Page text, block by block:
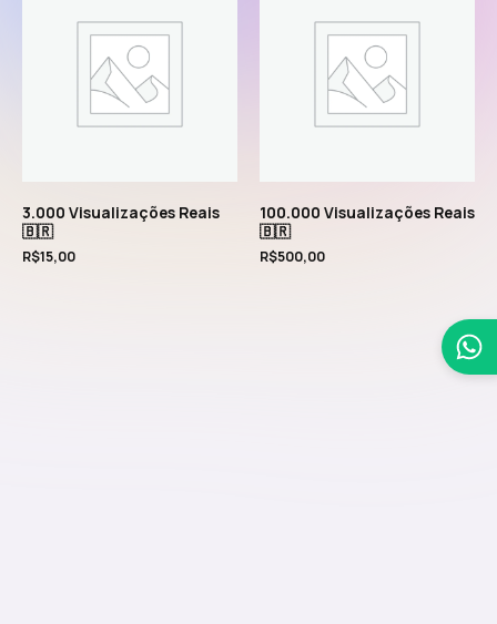
3.000 Visualizações Reais
🇧🇷
R$15,00
100.000 Visualizações Reais
🇧🇷
R$500,00